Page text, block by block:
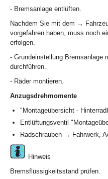
- Bremsanlage entlüften.
Nachdem Sie mit dem →
vorgefahren haben, muss noch
erfolgen.
- Grundeinstellung
durchführen.
- Räder montieren.
Anzugsdrehmomente
"Montageübersicht -
Entlüftungsventil
Radschrauben → Fahrwerk,
Hinweis
Bremsflüssigkeitsstand prüfen.